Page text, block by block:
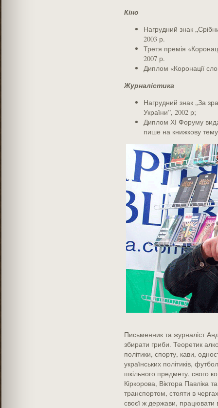
Кіно
Нагрудний знак
2003 р.
Третя премія
2007 р.
Диплом «Коронації
Журналістика
Нагрудний знак „За
України”, 2002 р;
Диплом ХІ Форуму
пише на книжкову
Письменник та журналіст
збирати гриби. Теоретик
політики, спорту, кави,
українських політиків,
шкільного предмету, свого
Кіркорова, Віктора Павліка
транспортом, стояти в
своєї ж держави, працювати